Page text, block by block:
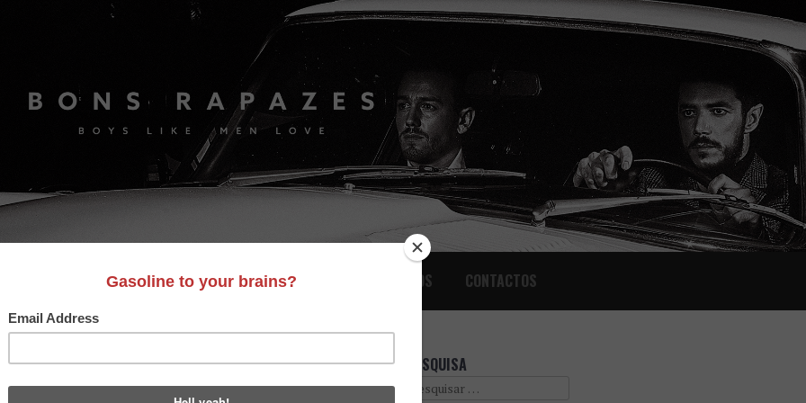
LIFESTYLE VIDEO MOTORES BONS AMIGOS CONTACTOS
PESQUISA
Search